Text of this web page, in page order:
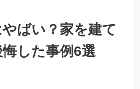
ばい？家を建て
した事例6選